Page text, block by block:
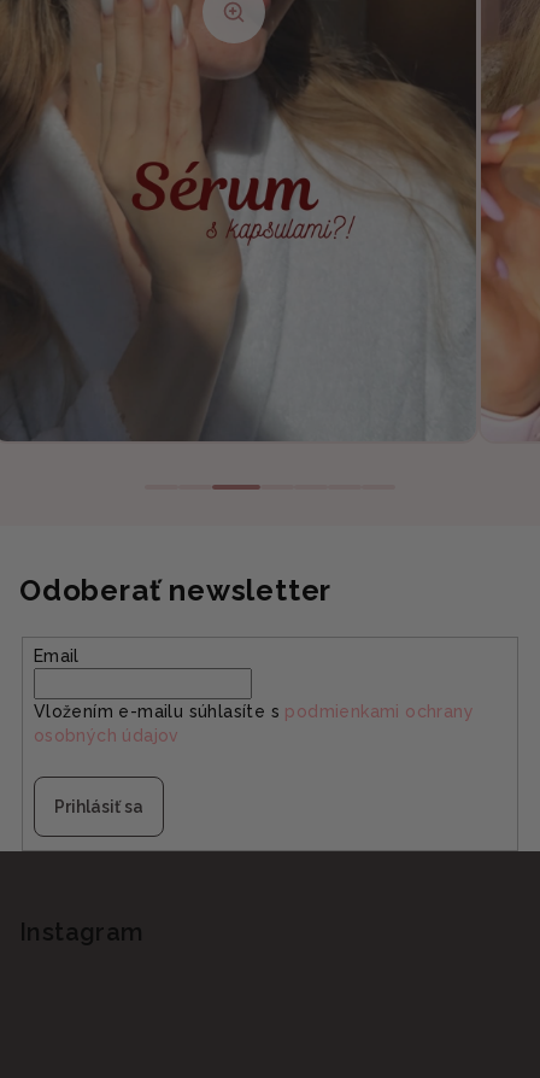
Odoberať newsletter
Email
Vložením e-mailu súhlasíte s podmienkami ochrany
osobných údajov
Prihlásiť sa
Instagram